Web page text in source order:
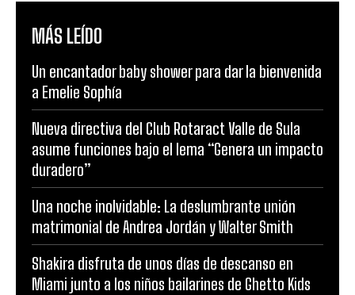
MÁS LEÍDO
Un encantador baby shower para dar la bienvenida
a Emelie Sophía
Nueva directiva del Club Rotaract Valle de Sula
asume funciones bajo el lema “Genera un impacto
duradero”
Una noche inolvidable: La deslumbrante unión
matrimonial de Andrea Jordán y Walter Smith
Shakira disfruta de unos días de descanso en
Miami junto a los niños bailarines de Ghetto Kids